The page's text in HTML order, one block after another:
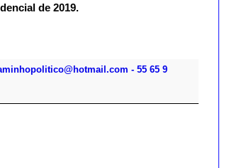
de 2019.
- 55 65 9